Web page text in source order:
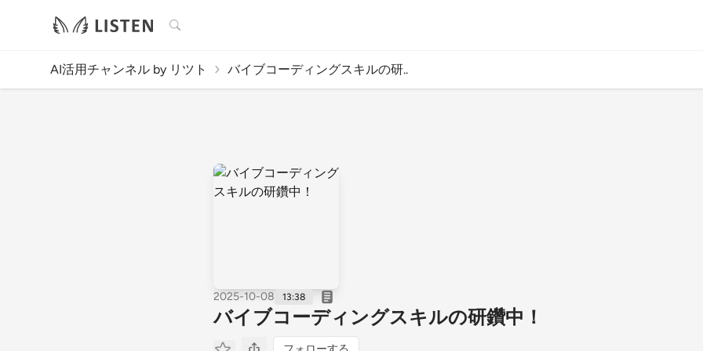
検索
AI活用チャンネル by リツト バイブコーディングスキルの研..
2025-10-08 13:38
バイブコーディングスキルの研鑽中！